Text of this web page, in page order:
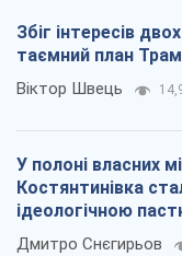
Збіг інтересів
таємний план
Віктор Швець
У полоні власних
Костянтинівка
ідеологічною
окупантів
Дмитро Снєгирьов